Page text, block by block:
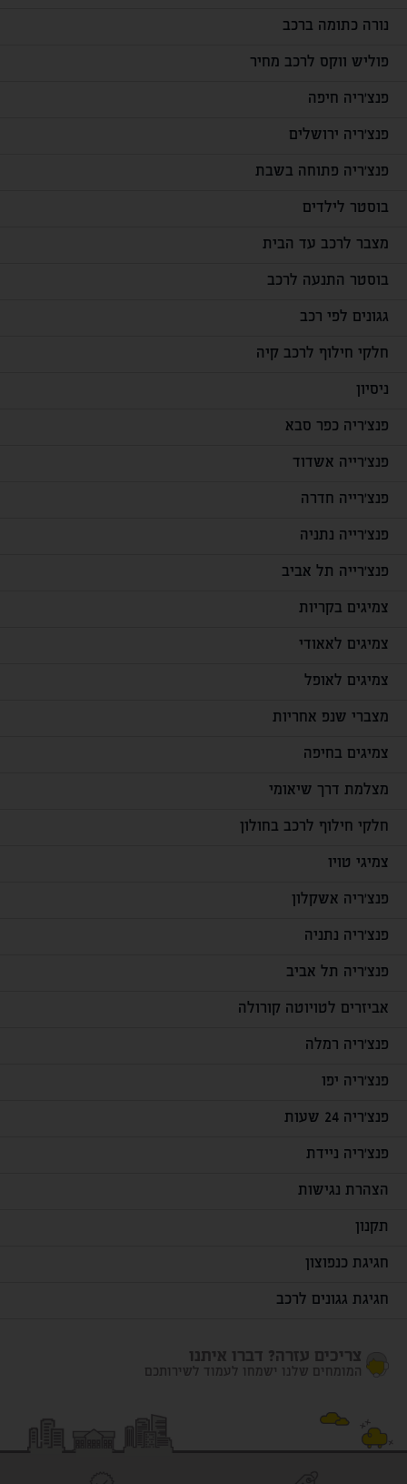
נורה כתומה ברכב
פוליש ווקס לרכב מחיר
פנצ'ריה חיפה
פנצ'ריה ירושלים
פנצ'ריה פתוחה בשבת
בוסטר לילדים
מצבר לרכב עד הבית
בוסטר התנעה לרכב
גגונים לפי רכב
חלקי חילוף לרכב קיה
ניסיון
פנצ'ריה כפר סבא
פנצ'רייה אשדוד
פנצ'רייה חדרה
פנצ'רייה נתניה
פנצ'רייה תל אביב
צמיגים בקריות
צמיגים לאאודי
צמיגים לאופל
מצברי שנפ אחריות
צמיגים בחיפה
מצלמת דרך שיאומי
חלקי חילוף לרכב בחולון
צמיגי טויו
פנצ'ריה אשקלון
פנצ'ריה נתניה
פנצ'ריה תל אביב
אביזרים לטויוטה קורולה
פנצ'ריה רמלה
פנצ'ריה יפו
פנצ'ריה 24 שעות
פנצ'ריה ניידת
הצהרת נגישות
תקנון
חגיגת כנפוצון
חגיגת גגונים לרכב
צריכים עזרה? דברו איתנו
המומחים שלנו ישמחו לעמוד לשירותכם